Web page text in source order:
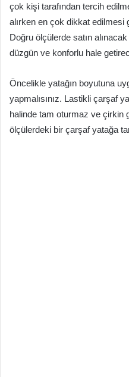
çok kişi tarafından tercih
alırken en çok dikkat edilmesi
Doğru ölçülerde satın
düzgün ve konforlu hale
Öncelikle yatağın boyutuna
yapmalısınız. Lastikli çarşaf
halinde tam oturmaz ve çirkin
ölçülerdeki bir çarşaf yatağa